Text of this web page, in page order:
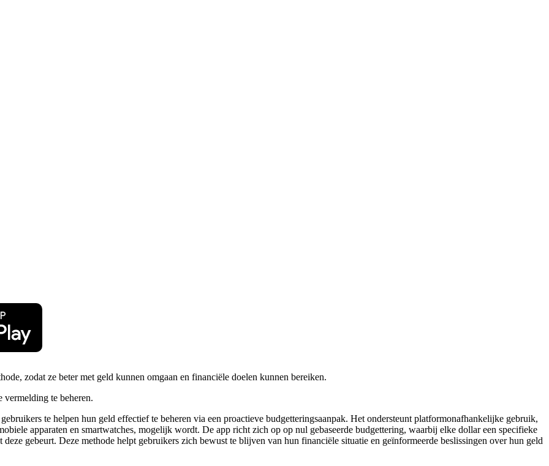
zodat ze beter met geld kunnen omgaan en financiële doelen kunnen bereiken.
vermelding te beheren.
te helpen hun geld effectief te beheren via een proactieve budgetteringsaanpak. Het ondersteunt platformonafhankelijke gebruik,
apparaten en smartwatches, mogelijk wordt. De app richt zich op op nul gebaseerde budgettering, waarbij elke dollar een specifieke
gebeurt. Deze methode helpt gebruikers zich bewust te blijven van hun financiële situatie en geïnformeerde beslissingen over hun geld